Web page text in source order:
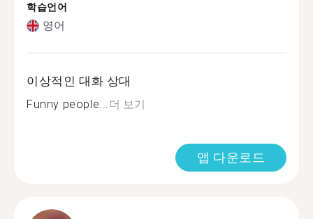
학습언어
영어
이상적인 대화 상대
Funny people...더 보기
앱 다운로드